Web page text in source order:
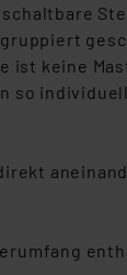
ist keine
so